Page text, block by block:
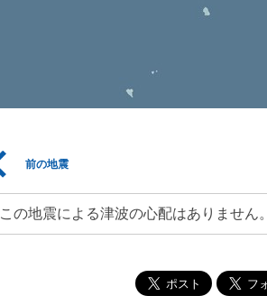
前の地震
この地震による津波の心配はありません。